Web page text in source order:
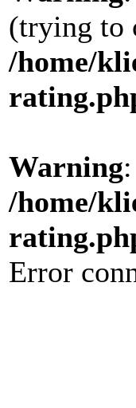
(trying to
/home/
Warning
/home/
Error